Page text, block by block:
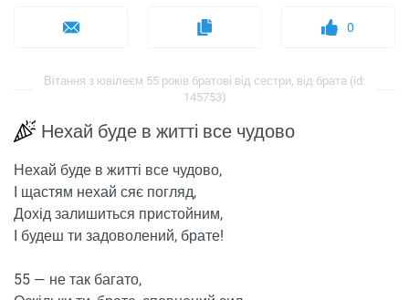
0
Вітання з ювілеєм 55 років братові від сестри, від брата (id:
145753)
Нехай буде в житті все чудово
Нехай буде в житті все чудово,
І щастям нехай сяє погляд,
Дохід залишиться пристойним,
І будеш ти задоволений, брате!
55 — не так багато,